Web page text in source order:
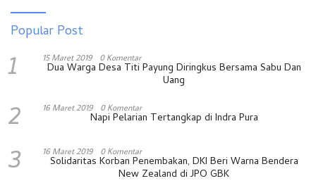
Popular Post
1 15 Maret 2019 0 Komentar
Dua Warga Desa Titi Payung Diringkus Bersama Sabu Dan
Uang
2 16 Maret 2019 0 Komentar
Napi Pelarian Tertangkap di Indra Pura
3 16 Maret 2019 0 Komentar
Solidaritas Korban Penembakan, DKI Beri Warna Bendera
New Zealand di JPO GBK